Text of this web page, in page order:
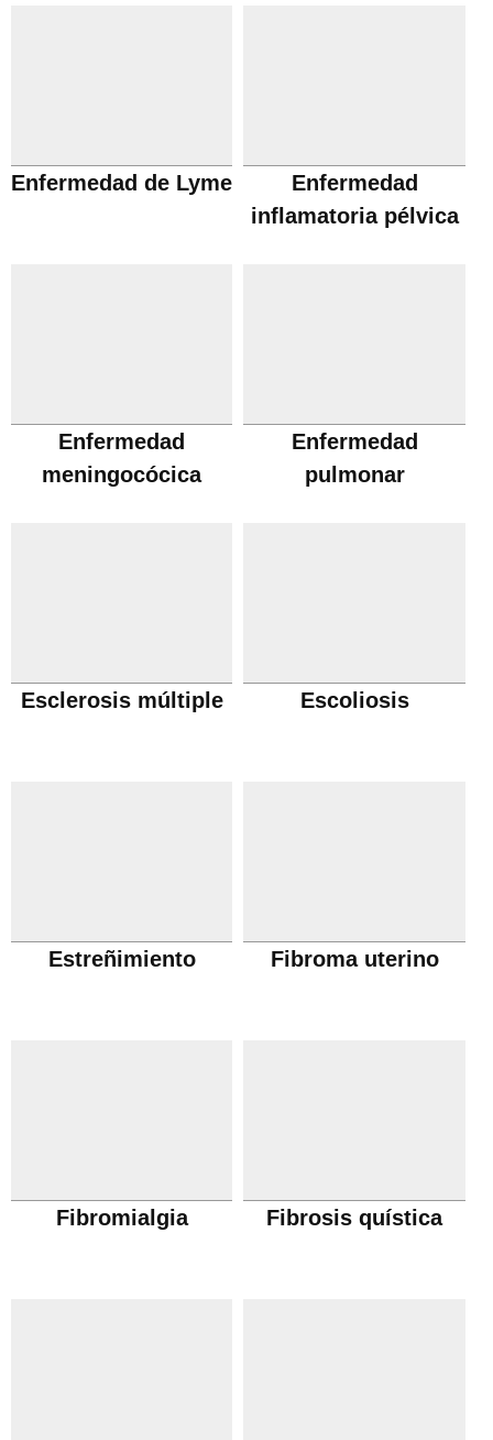
Enfermedad de Lyme
Enfermedad
inflamatoria pélvica
Enfermedad
meningocócica
Enfermedad
pulmonar
Esclerosis múltiple Escoliosis
Estreñimiento Fibroma uterino
Fibromialgia Fibrosis quística